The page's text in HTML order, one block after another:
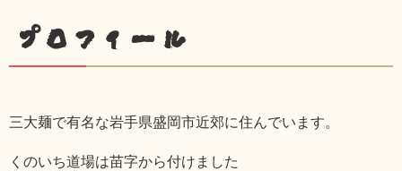
プロフィール
三大麺で有名な岩手県盛岡市近郊に住んでいます。
くのいち道場は苗字から付けました